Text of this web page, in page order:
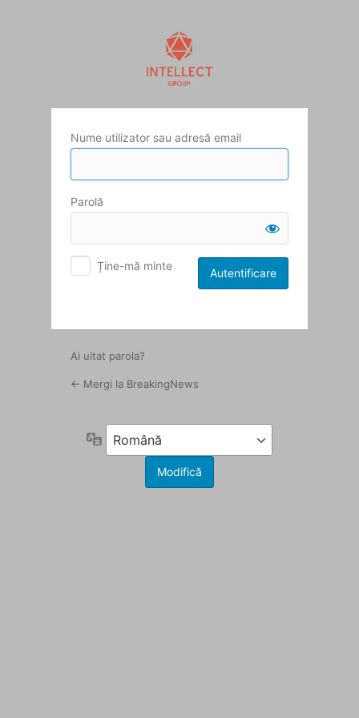
Nume utilizator sau adresă email
Parolă
Ține-mă minte
Ai uitat parola?
← Mergi la BreakingNews
Limbă